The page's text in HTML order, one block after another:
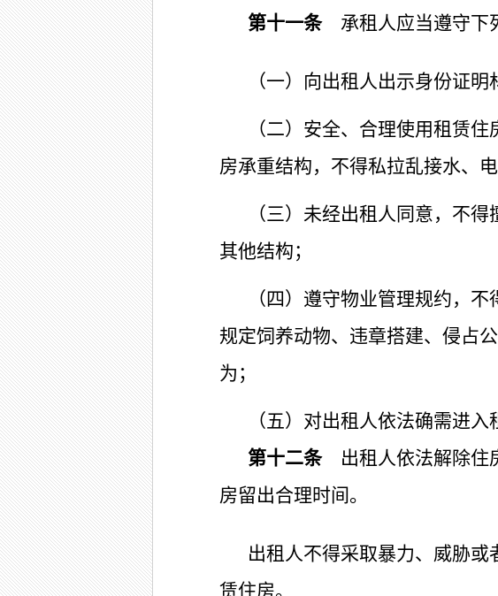
第十一条承租人应当遵守下
（一）向出租人出示身份证明
（二）安全、合理使用租赁
房承重结构，不得私拉乱接水、电
（三）未经出租人同意，不
其他结构；
（四）遵守物业管理规约，
规定饲养动物、违章搭建、侵占
为；
（五）对出租人依法确需进入
第十二条出租人依法解除住
房留出合理时间。
出租人不得采取暴力、威胁
赁住房。